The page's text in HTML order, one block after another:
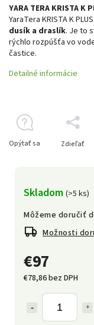
€97
€78,86 bez DPH
Skladom (>5 ks)
Môžeme doručiť
Možnosti
YARA TERA KRISTA
YaraTera KRISTA K
dusík a draslík. Je to
rýchlo rozpúšťa vo
častice.
Detailné informácie
Opýtať sa Zdieľať